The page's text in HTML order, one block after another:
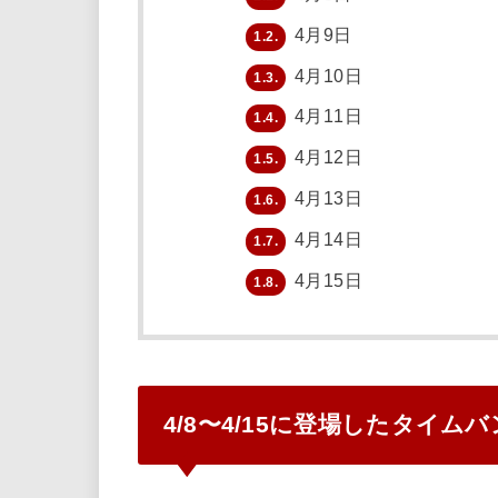
1.2. 4月9日
1.3. 4月10日
1.4. 4月11日
1.5. 4月12日
1.6. 4月13日
1.7. 4月14日
1.8. 4月15日
4/8〜4/15に登場したタイムバ